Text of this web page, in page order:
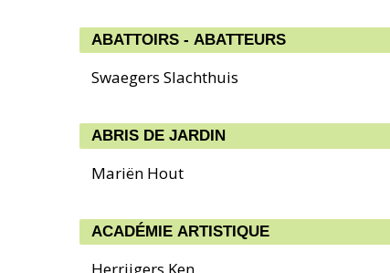
ABATTOIRS - ABATTEURS
Swaegers Slachthuis
ABRIS DE JARDIN
Mariën Hout
ACADÉMIE ARTISTIQUE